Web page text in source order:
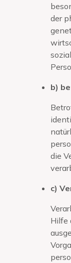
der
b)
die
c)
Hilfe